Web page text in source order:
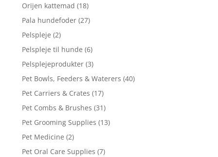
Orijen kattemad (18)
Pala hundefoder (27)
Pelspleje (2)
Pelspleje til hunde (6)
Pelsplejeprodukter (3)
Pet Bowls, Feeders & Waterers (40)
Pet Carriers & Crates (17)
Pet Combs & Brushes (31)
Pet Grooming Supplies (13)
Pet Medicine (2)
Pet Oral Care Supplies (7)